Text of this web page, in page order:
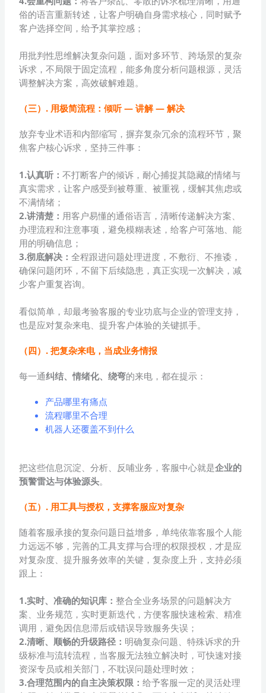
俗的语言重新转述，让客户明确自身需求核心，同时赋予
客户选择空间，给予其掌控感；
用批判性思维解决复杂问题，面对多环节、跨场景的复杂
诉求，不局限于固定流程，能多角度分析问题根源，灵活
调整解决方案，高效破解难题。
（三）. 用极简流程：倾听 — 讲解 — 解决
放弃专业术语和内部缩写，摒弃复杂冗余的流程环节，聚
焦客户核心诉求，坚持三件事：
1.认真听：不打断客户的倾诉，耐心捕捉其隐藏的情绪与
真实需求，让客户感受到被尊重、被重视，缓解其焦虑或
不满情绪；
2.讲清楚： 用客户易懂的通俗语言，清晰传递解决方案、
办理流程和注意事项，避免模糊表述，给客户可落地、能
用的明确信息；
3.彻底解决：全程跟进问题处理进度，不敷衍、不推诿，
确保问题闭环，不留下后续隐患，真正实现一次解决，减
少客户重复咨询。
看似简单，却最考验客服的专业功底与企业的管理支持，
也是应对复杂来电、提升客户体验的关键抓手。
（四）. 把复杂来电，当成业务情报
每一通纠结、情绪化、绕弯的来电，都在提示：
产品哪里有痛点
流程哪里不合理
机器人还覆盖不到什么
把这些信息沉淀、分析、反哺业务，客服中心就是企业的
预警雷达与体验源头。
（五）. 用工具与授权，支撑客服应对复杂
随着客服承接的复杂问题日益增多，单纯依靠客服个人能
力远远不够，完善的工具支撑与合理的权限授权，才是应
对复杂度、提升服务效率的关键，复杂度上升，支持必须
跟上：
1.实时、准确的知识库 ： 整合全业务场景的问题解决方
案、业务规范，实时更新迭代，方便客服快速检索、精准
调用，避免因信息滞后或错误导致服务失误；
2.清晰、顺畅的升级路径 ： 明确复杂问题、特殊诉求的升
级标准与流转流程，当客服无法独立解决时，可快速对接
资深专员或相关部门，不耽误问题处理时效；
3.合理范围内的自主决策权限 ：给予客服一定的灵活处理